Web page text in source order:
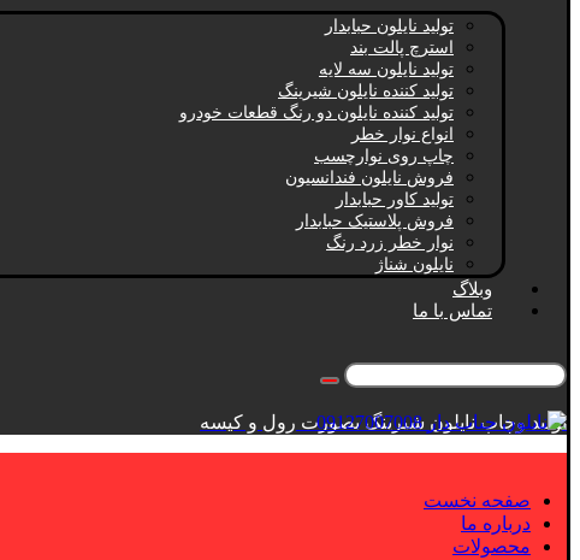
تولید نایلون حبابدار
استرچ پالت بند
تولید نایلون سه لایه
تولید کننده نایلون شیرینگ
تولید کننده نایلون دو رنگ قطعات خودرو
انواع نوار خطر
چاپ روی نوارچسب
فروش نایلون فندانسیون
تولید کاور حبابدار
فروش پلاستیک حبابدار
نوار خطر زرد رنگ
نایلون شناژ
وبلاگ
تماس با ما
تولید وچاپ نایلون شیرینگ بصورت رول و کیسه
صفحه نخست
درباره ما
محصولات